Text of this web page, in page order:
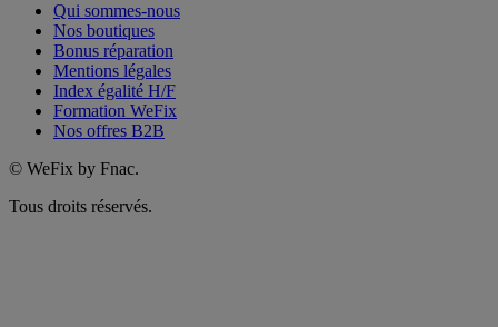
Qui sommes-nous
Nos boutiques
Bonus réparation
Mentions légales
Index égalité H/F
Formation WeFix
Nos offres B2B
© WeFix by Fnac.
Tous droits réservés.